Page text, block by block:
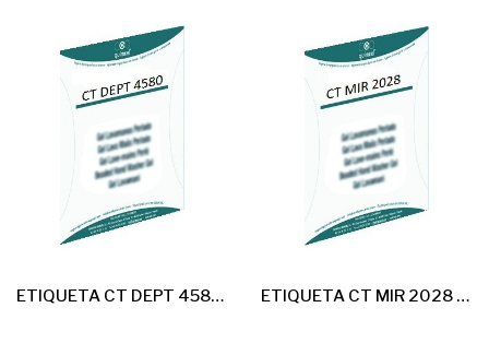
ETIQUETA CT DEPT 4580 AL USO 20U ETIQUETA CT MIR 2028 AL USO 20U